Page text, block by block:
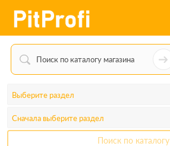
Выберите раздел
Сначала выберите раздел
Поиск по каталогу